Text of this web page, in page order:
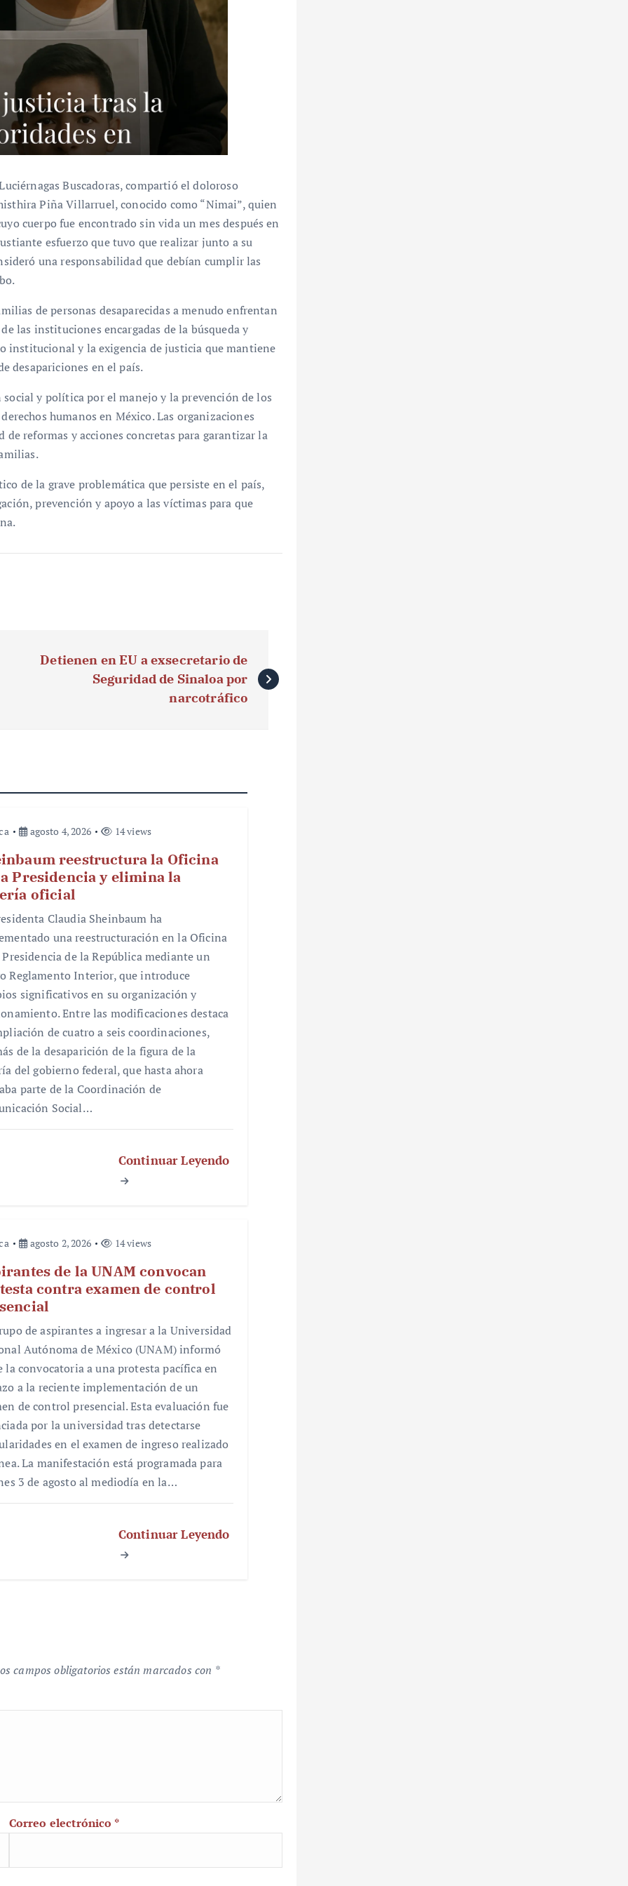
Buscadoras, compartió el doloroso
Piña Villarruel, conocido como “Nimai”, quien
cuerpo fue encontrado sin vida un mes después en
esfuerzo que tuvo que realizar junto a su
una responsabilidad que debían cumplir las
de personas desaparecidas a menudo enfrentan
las instituciones encargadas de la búsqueda y
institucional y la exigencia de justicia que mantiene
desapariciones en el país.
y política por el manejo y la prevención de los
humanos en México. Las organizaciones
reformas y acciones concretas para garantizar la
de la grave problemática que persiste en el país,
prevención y apoyo a las víctimas para que
Detienen en EU a exsecretario de
Seguridad de Sinaloa por
narcotráfico
agosto 4, 2026 14 views
reestructura la Oficina
Presidencia y elimina la
oficial
Claudia Sheinbaum ha
una reestructuración en la Oficina
Presidencia de la República mediante un
Reglamento Interior, que introduce
significativos en su organización y
Entre las modificaciones destaca
de cuatro a seis coordinaciones,
de la desaparición de la figura de la
del gobierno federal, que hasta ahora
parte de la Coordinación de
Social…
Continuar Leyendo
agosto 2, 2026 14 views
de la UNAM convocan
contra examen de control
de aspirantes a ingresar a la Universidad
Autónoma de México (UNAM) informó
la convocatoria a una protesta pacífica en
a la reciente implementación de un
de control presencial. Esta evaluación fue
por la universidad tras detectarse
en el examen de ingreso realizado
La manifestación está programada para
3 de agosto al mediodía en la…
Continuar Leyendo
campos obligatorios están marcados con *
Correo electrónico *